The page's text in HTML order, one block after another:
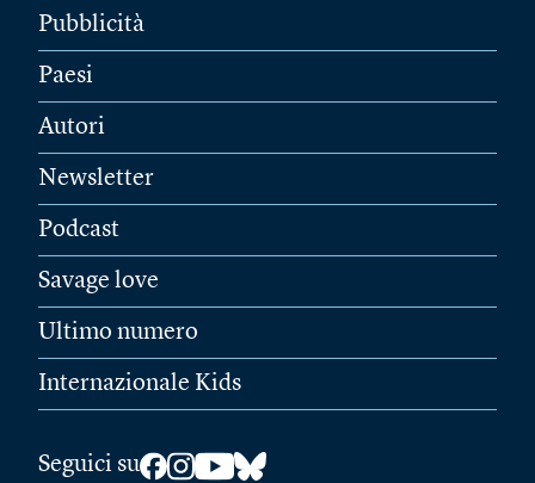
Pubblicità
Paesi
Autori
Newsletter
Podcast
Savage love
Ultimo numero
Internazionale Kids
Seguici su